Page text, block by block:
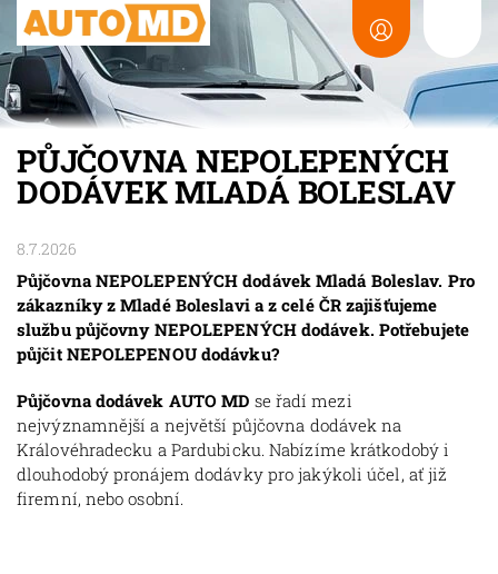
PŮJČOVNA NEPOLEPENÝCH
DODÁVEK MLADÁ BOLESLAV
8.7.2026
Půjčovna NEPOLEPENÝCH dodávek Mladá Boleslav. Pro
zákazníky z Mladé Boleslavi a z celé ČR zajišťujeme
službu půjčovny NEPOLEPENÝCH dodávek. Potřebujete
půjčit NEPOLEPENOU dodávku?
Půjčovna dodávek AUTO MD se řadí mezi
nejvýznamnější a největší půjčovna dodávek na
Královéhradecku a Pardubicku. Nabízíme krátkodobý i
dlouhodobý pronájem dodávky pro jakýkoli účel, ať již
firemní, nebo osobní.